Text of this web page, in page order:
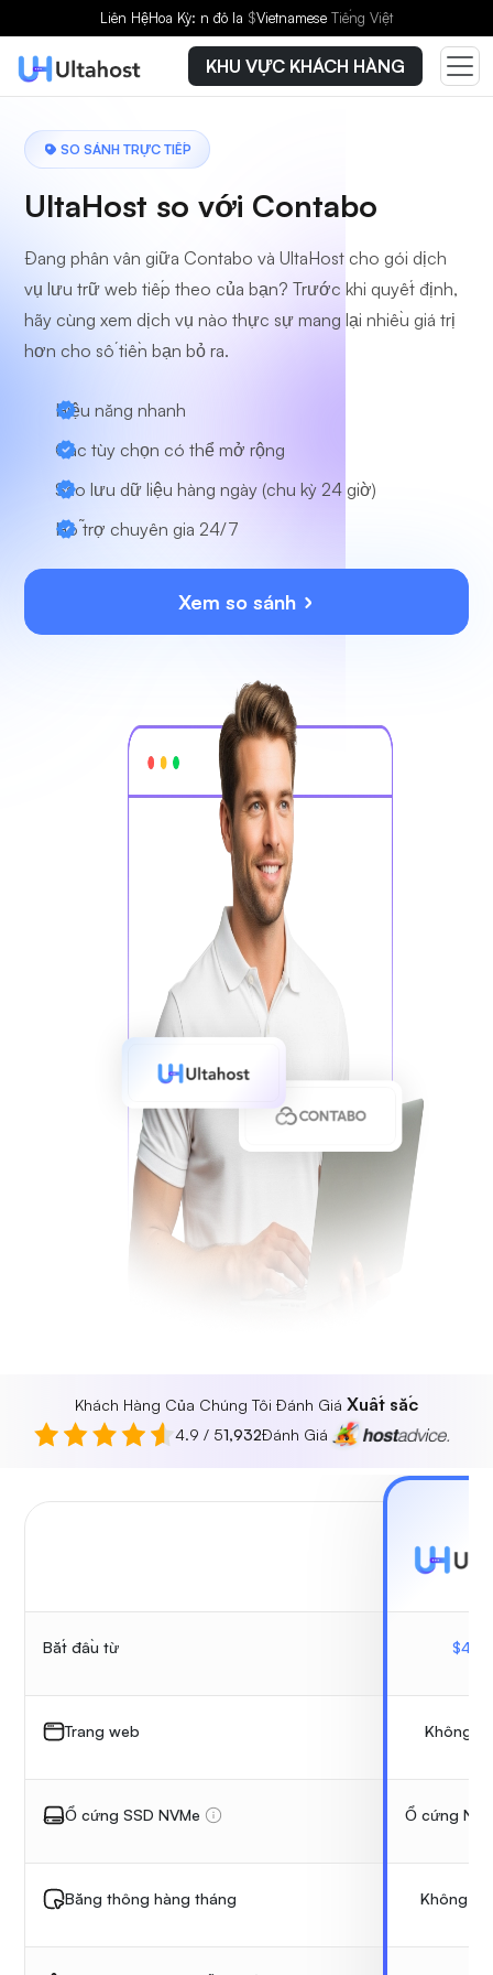
Liên HệHoa Kỳ: n đô la $Vietnamese Tiếng Việt
KHU VỰC KHÁCH HÀNG
SO SÁNH TRỰC TIẾP
UltaHost so với Contabo
Đang phân vân giữa Contabo và UltaHost cho gói dịch
vụ lưu trữ web tiếp theo của bạn? Trước khi quyết định,
hãy cùng xem dịch vụ nào thực sự mang lại nhiều giá trị
hơn cho số tiền bạn bỏ ra.
Hiệu năng nhanh
Các tùy chọn có thể mở rộng
Sao lưu dữ liệu hàng ngày (chu kỳ 24 giờ)
Hỗ trợ chuyên gia 24/7
Xem so sánh
Khách Hàng Của Chúng Tôi Đánh Giá Xuất sắc
4.9 / 51,932Đánh Giá
Bắt đầu từ
Trang web
Ổ cứng SSD NVMe
Băng thông hàng tháng
$4.13
Không
Ổ cứng
Không